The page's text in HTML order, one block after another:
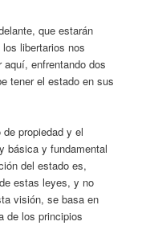
que estarán
libertarios nos
aquí, enfrentando dos
tener el estado en sus
propiedad y el
básica y fundamental
del estado es,
estas leyes, y no
visión, se basa en
de los principios